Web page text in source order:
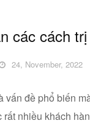
các cách
24, November, 2022
vấn đề phổ biến
nhiều khách